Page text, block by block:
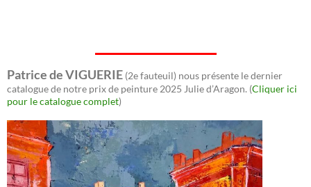
Patrice de VIGUERIE (2e fauteuil) nous présente le dernier
catalogue de notre prix de peinture 2025 Julie d’Aragon. (Cliquer ici
pour le catalogue complet)